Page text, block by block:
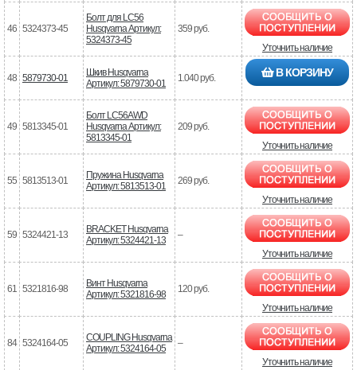
46 5324373-45
Болт для LC56
Husqvarna Артикул:
5324373-45
359 руб.
Уточнить наличие
48 5879730-01
Шкив Husqvarna
Артикул: 5879730-01
1.040 руб. В КОРЗИНУ
49 5813345-01
Болт LC56AWD
Husqvarna Артикул:
5813345-01
209 руб.
Уточнить наличие
55 5813513-01
Пружина Husqvarna
Артикул: 5813513-01
269 руб.
Уточнить наличие
59 5324421-13
BRACKET Husqvarna
Артикул: 5324421-13
–
Уточнить наличие
61 5321816-98
Винт Husqvarna
Артикул: 5321816-98
120 руб.
Уточнить наличие
84 5324164-05
COUPLING Husqvarna
Артикул: 5324164-05
–
Уточнить наличие